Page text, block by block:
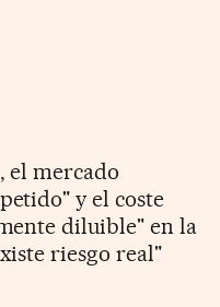
el mercado
y el coste
diluible" en la
riesgo real"